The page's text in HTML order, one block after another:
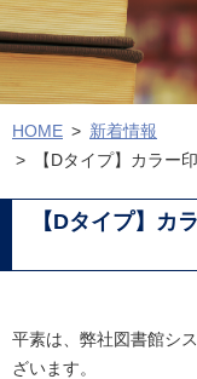
HOME
新着情報
【Dタイプ】カラー
【Dタイプ】カ
平素は、弊社図書館シ
ざいます。